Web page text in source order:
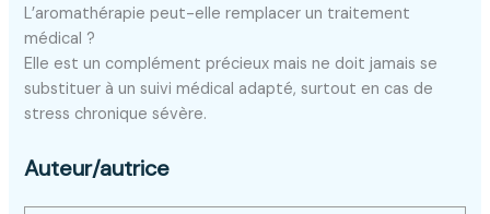
L’aromathérapie peut-elle remplacer un traitement
médical ?
Elle est un complément précieux mais ne doit jamais se
substituer à un suivi médical adapté, surtout en cas de
stress chronique sévère.
Auteur/autrice